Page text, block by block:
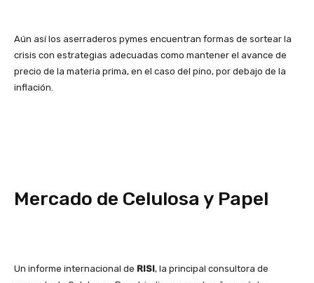
Aún así los aserraderos pymes encuentran formas de sortear la
crisis con estrategias adecuadas como mantener el avance de
precio de la materia prima, en el caso del pino, por debajo de la
inflación.
Mercado de Celulosa y Papel
Un informe internacional de RISI, la principal consultora de